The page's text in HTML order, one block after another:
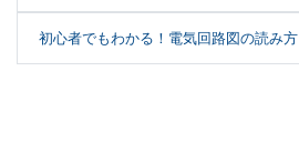
初心者でもわかる！電気回路図の読み方